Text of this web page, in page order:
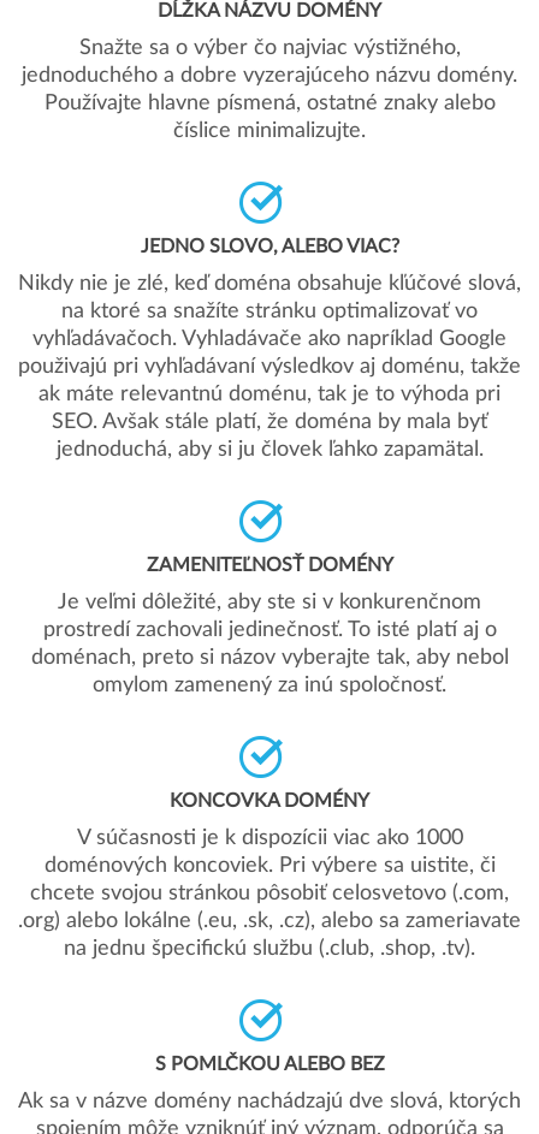
DĹŽKA NÁZVU DOMÉNY
Snažte sa o výber čo najviac výstižného,
jednoduchého a dobre vyzerajúceho názvu domény.
Používajte hlavne písmená, ostatné znaky alebo
číslice minimalizujte.
JEDNO SLOVO, ALEBO VIAC?
Nikdy nie je zlé, keď doména obsahuje kľúčové slová,
na ktoré sa snažíte stránku optimalizovať vo
vyhľadávačoch. Vyhladávače ako napríklad Google
použivajú pri vyhľadávaní výsledkov aj doménu, takže
ak máte relevantnú doménu, tak je to výhoda pri
SEO. Avšak stále platí, že doména by mala byť
jednoduchá, aby si ju človek ľahko zapamätal.
ZAMENITEĽNOSŤ DOMÉNY
Je veľmi dôležité, aby ste si v konkurenčnom
prostredí zachovali jedinečnosť. To isté platí aj o
doménach, preto si názov vyberajte tak, aby nebol
omylom zamenený za inú spoločnosť.
KONCOVKA DOMÉNY
V súčasnosti je k dispozícii viac ako 1000
doménových koncoviek. Pri výbere sa uistite, či
chcete svojou stránkou pôsobiť celosvetovo (.com,
.org) alebo lokálne (.eu, .sk, .cz), alebo sa zameriavate
na jednu špecifickú službu (.club, .shop, .tv).
S POMLČKOU ALEBO BEZ
Ak sa v názve domény nachádzajú dve slová, ktorých
spojením môže vzniknúť iný význam, odporúča sa